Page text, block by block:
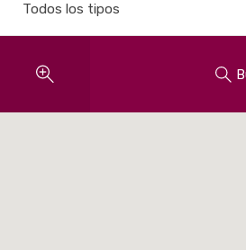
Todos los tipos